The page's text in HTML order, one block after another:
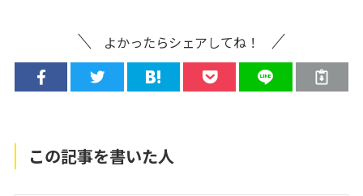
よかったらシェアしてね！
この記事を書いた人